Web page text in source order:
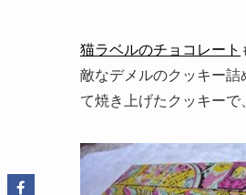
猫ラベルのチョコレート
敵なデメルのクッキー
て焼き上げたクッキーで